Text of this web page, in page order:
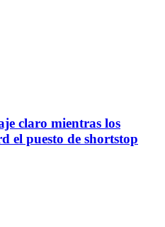
claro mientras los
el puesto de shortstop